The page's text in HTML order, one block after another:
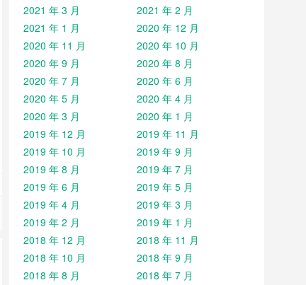
2021 年 3 月
2021 年 2 月
2021 年 1 月
2020 年 12 月
2020 年 11 月
2020 年 10 月
2020 年 9 月
2020 年 8 月
2020 年 7 月
2020 年 6 月
2020 年 5 月
2020 年 4 月
2020 年 3 月
2020 年 1 月
2019 年 12 月
2019 年 11 月
2019 年 10 月
2019 年 9 月
2019 年 8 月
2019 年 7 月
2019 年 6 月
2019 年 5 月
2019 年 4 月
2019 年 3 月
2019 年 2 月
2019 年 1 月
2018 年 12 月
2018 年 11 月
2018 年 10 月
2018 年 9 月
2018 年 8 月
2018 年 7 月